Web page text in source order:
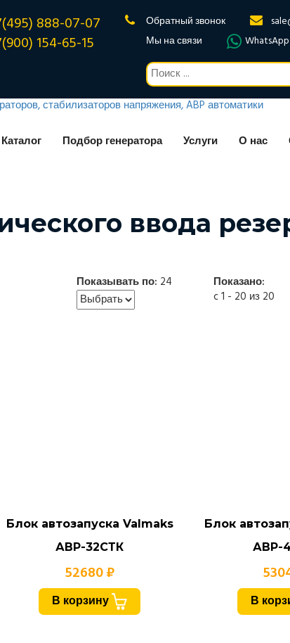
888-07-07
154-65-15
Обратный звонок
Мы на связи
WhatsApp
Каталог Подбор генератора Услуги О нас
ввода
Показывать по: 24
Показано:
c 1 - 20 из 20
Блок автозапуска Valmaks
АВР-32СТК
52680 ₽
В корзину
Блок
АВР-
В